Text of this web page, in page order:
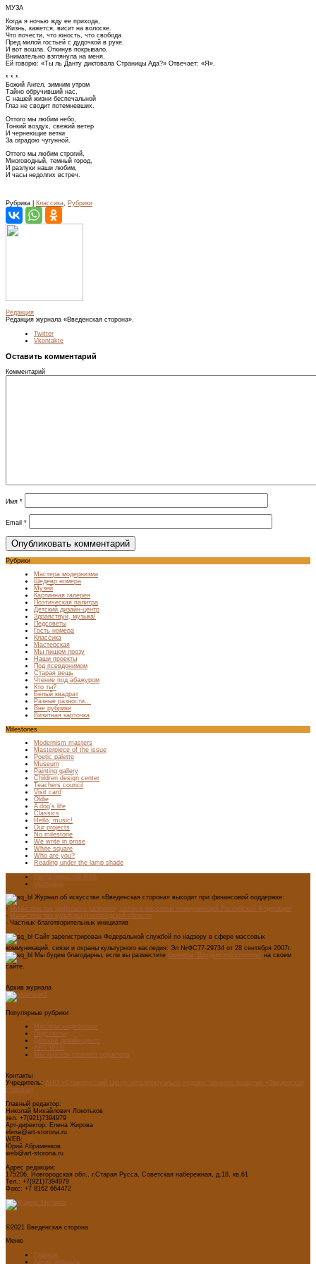
МУЗА
Когда я ночью жду ее прихода,
Жизнь, кажется, висит на волоске.
Что почести, что юность, что свобода
Пред милой гостьей с дудочкой в руке.
И вот вошла. Откинув покрывало.
Внимательно взглянула на меня.
Ей говорю: «Ты ль Данту диктовала Страницы Ада?» Отвечает: «Я».
* * *
Божий Ангел, зимним утром
Тайно обручивший нас,
С нашей жизни беспечальной
Глаз не сводит потемневших.
Оттого мы любим небо,
Тонкий воздух, свежий ветер
И чернеющие ветки
За оградою чугунной.
Оттого мы любим строгий,
Многоводный, темный город,
И разлуки наши любим,
И часы недолгих встреч.
Рубрика | Классика Рубрики
Редакция
Редакция журнала «Введенская сторона».
Twitter
Vkontakte
Оставить комментарий
Комментарий
Имя *
Email *
Рубрики
Мастера модернизма
Шедевр номера
Музей
Картинная галерея
Поэтическая палитра
Детский дизайн-центр
Здравствуй, музыка!
Педсоветы
Гость номера
Классика
Мастерская
Мы пишем прозу
Наши проекты
Под псевдонимом
Старая вещь
Чтение под абажуром
Кто ты?
Белый квадрат
Разные разности…
Вне рубрики
Визитная карточка
Milestones
Modernism masters
Masterpiece of the issue
Poetic palette
Museum
Painting gallery
Children design center
Teachers council
Visit card
Oldie
A dog’s life
Classics
Hello, music!
Our projects
No milestone
We write in prose
White square
Who are you?
Reading under the lamp shade
Лента новостей RSS
Vkontakte
Журнал об искусстве «Введенская сторона» выходит при финансовой поддержке:
- Министерства цифрового развития, связи и массовых коммуникаций Российской Федерации
- Министерство культуры Новгородской области
- Частных благотворительных инициатив
Сайт зарегистрирован Федеральной службой по надзору в сфере массовых
коммуникаций, связи и охраны культурного наследия: Эл №ФС77-29734 от 28 сентября 2007г.
Мы будем благодарны, если вы разместите баннеры "Введенской стороны" на своем
сайте.
Архив журнала
Популярные рубрики
Мастера модернизма
Педсоветы
Детский дизайн-центр
ART WEB
Мастерская главного редактора
Контакты
Учредитель: АНО «Старорусский Центр интеллектуально-художественного развития «Введенская
сторона»
Главный редактор:
Николай Михайлович Локотьков
тел. +7(921)7394979
Арт-директор: Елена Жирова
elena@art-storona.ru
WEB:
Юрий Абраменков
web@art-storona.ru
Адрес редакции:
175206, Новгородская обл., г.Старая Русса, Советская набережная, д.18, кв.61
Тел.: +7(921)7394979
Факс: +7 8162 664472
©2021 Введенская сторона
Меню
Главная
Архив журнала